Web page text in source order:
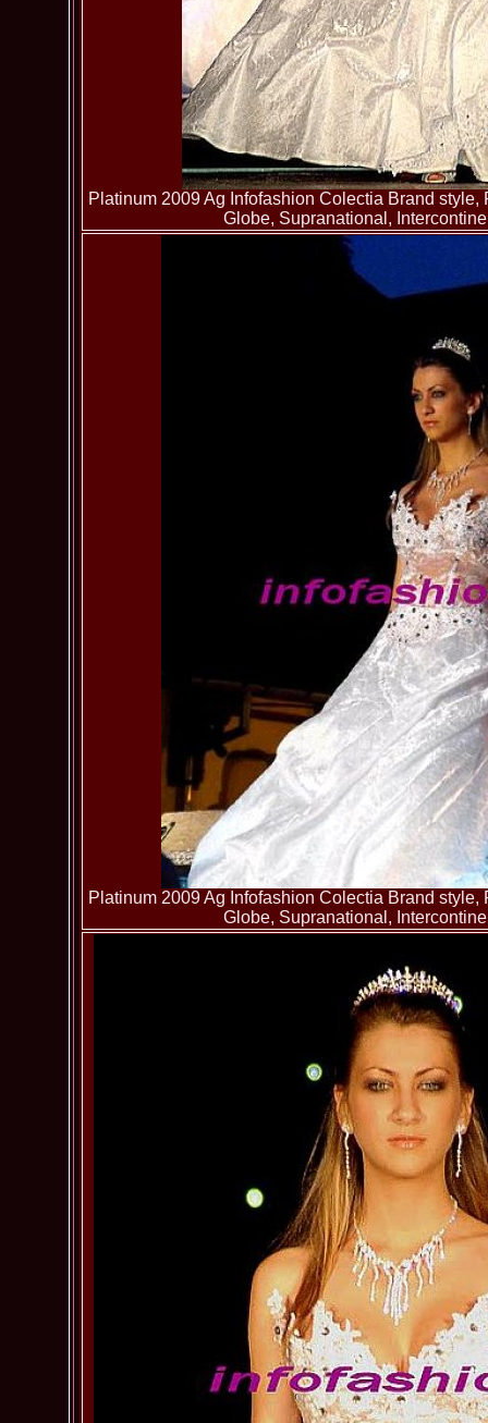
Platinum 2009 Ag Infofashion Colectia Brand
Globe, Supranational,
Platinum 2009 Ag Infofashion Colectia Brand
Globe, Supranational,